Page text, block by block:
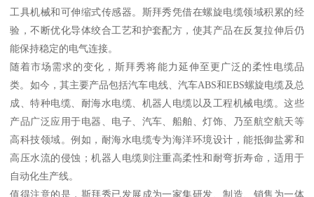
工具机械和可伸缩式传感器。斯拜秀凭借在螺旋电缆领域积累的经
验，不断优化导体绞合工艺和护套配方，使其产品在反复拉伸后仍
能保持稳定的电气连接。
随着市场需求的变化，斯拜秀将能力延伸至更广泛的柔性电缆品
类。如今，其主要产品包括汽车电线、汽车ABS和EBS螺旋电缆及总
成、特种电缆、耐海水电缆、机器人电缆以及工程机械电缆。这些
产品广泛应用于电器、电子、汽车、船舶、灯饰、乃至航空航天等
高科技领域。例如，耐海水电缆专为海洋环境设计，能抵御盐雾和
高压水流的侵蚀；机器人电缆则注重高柔性和耐弯折寿命，适用于
自动化生产线。
值得注意的是，斯拜秀已发展成为一家集研发、制造、销售为一体